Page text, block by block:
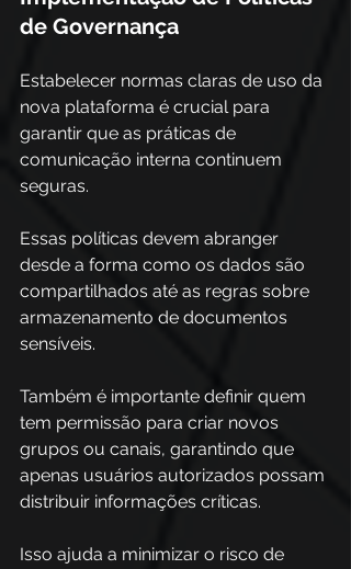
de Governança
Estabelecer normas claras de uso da
nova plataforma é crucial para
garantir que as práticas de
comunicação interna continuem
seguras.
Essas políticas devem abranger
desde a forma como os dados são
compartilhados até as regras sobre
armazenamento de documentos
sensíveis.
Também é importante definir quem
tem permissão para criar novos
grupos ou canais, garantindo que
apenas usuários autorizados possam
distribuir informações críticas.
Isso ajuda a minimizar o risco de